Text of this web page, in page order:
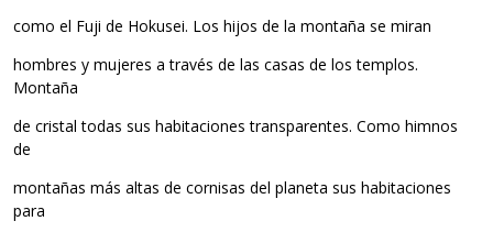
como el Fuji de Hokusei. Los hijos de la montaña se miran
hombres y mujeres a través de las casas de los templos.
Montaña
de cristal todas sus habitaciones transparentes. Como himnos
de
montañas más altas de cornisas del planeta sus habitaciones
para